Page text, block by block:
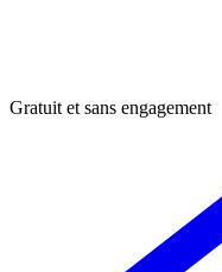
Gratuit et sans engagement